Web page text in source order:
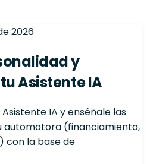
2026
y
Asistente IA
IA y enséñale las
automotora (financiamiento,
con la base de